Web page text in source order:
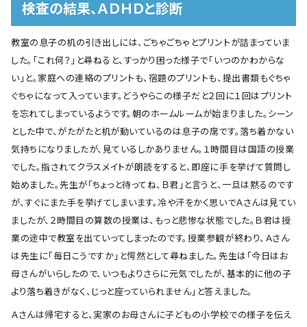
検査の結果、ＡＤＨＤと診断
教室の息子の机の引き出しには、ごちゃごちゃとプリントが詰まっていま
した。「これ何？」と尋ねると、すっかり困った様子で「いつのかわからな
い」と。家庭への連絡のプリントも、宿題のプリントも、提出書類もぐちゃ
ぐちゃになって入っています。どうやらこの様子だと２回に１回はプリント
を忘れてしまっているようです。朝のホームルームが始まりました。シーン
とした中で、がたがたと机が動いているのは息子の席です。落ち着かない
気持ちになりましたが、見ているしかありません。１時間目は国語の授業
でした。指されてクラスメイトが朗読をすると、即座に手を挙げて質問し
始めました。先生が「ちょっと待ってね、Ｂ君」と言うと、一旦は黙るのです
が、すぐにまた手を挙げてしまいます。冷や汗をかく思いでＡさんは見てい
ましたが、２時間目の算数の授業は、もっと悲惨な状態でした。Ｂ君は授
業の途中で教室を出ていってしまったのです。授業参観が終わり、Ａさん
は先生に「毎日こうですか」と愕然として尋ねました。先生は「今日はお
母さんがいらしたので、いつもよりさらに元気でしたが、基本的に他の子
より落ち着きがなく、じっと座っていられません」と答えました。
Ａさんは帰宅すると、実家のお母さんに子どもの小学校での様子を伝え